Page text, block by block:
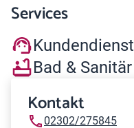
Services
Bad & Sanitär
Kontakt
02302/275845